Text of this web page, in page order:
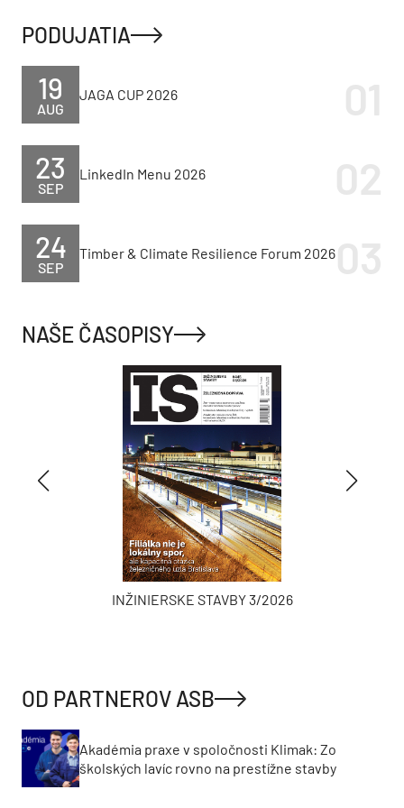
PODUJATIA
AUG
19 JAGA CUP 2026
SEP
23 LinkedIn Menu 2026
SEP
24 Timber & Climate Resilience Forum 2026
NAŠE ČASOPISY
INŽINIERSKE STAVBY 3/2026
OD PARTNEROV ASB
Akadémia praxe v spoločnosti Klimak: Zo
školských lavíc rovno na prestížne stavby